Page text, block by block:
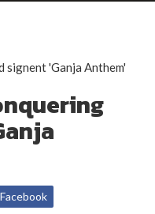
Facebook